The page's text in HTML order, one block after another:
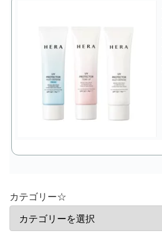
カテゴリー☆